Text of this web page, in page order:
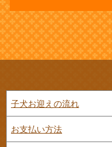
子犬お迎えの流れ
お支払い方法